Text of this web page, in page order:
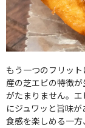
もう一つのフリッ
産の芝エビの特徴
がたまりません。
にジュワッと旨味
食感を楽しめる一方